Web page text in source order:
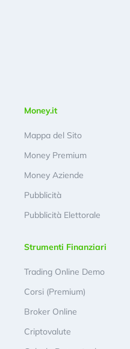
Money.it
Mappa del Sito
Money Premium
Money Aziende
Pubblicità
Pubblicità Elettorale
Strumenti Finanziari
Trading Online Demo
Corsi (Premium)
Broker Online
Criptovalute